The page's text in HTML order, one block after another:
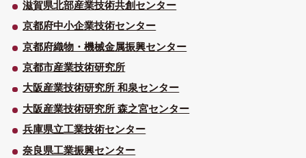
滋賀県北部産業技術共創センター
京都府中小企業技術センター
京都府織物・機械金属振興センター
京都市産業技術研究所
大阪産業技術研究所 和泉センター
大阪産業技術研究所 森之宮センター
兵庫県立工業技術センター
奈良県工業振興センター